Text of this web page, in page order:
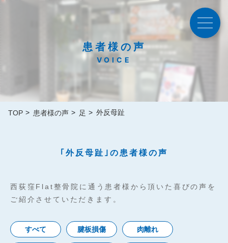
患者様の声
VOICE
TOP 患者様の声 足 外反母趾
｢外反母趾｣の患者様の声
西荻窪Flat整骨院に通う患者様から頂いた喜びの声を
ご紹介させていただきます。
すべて 腱板損傷 肉離れ